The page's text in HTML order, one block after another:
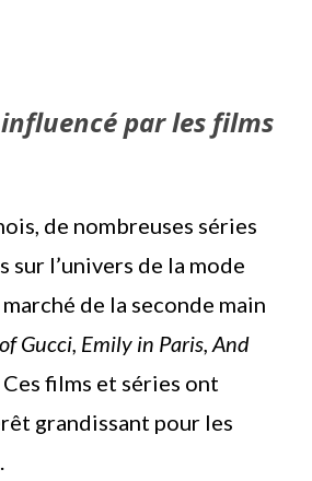
par les films
de nombreuses séries
sur l’univers de la mode
de la seconde main
Gucci, Emily in Paris, And
Ces films et séries ont
grandissant pour les